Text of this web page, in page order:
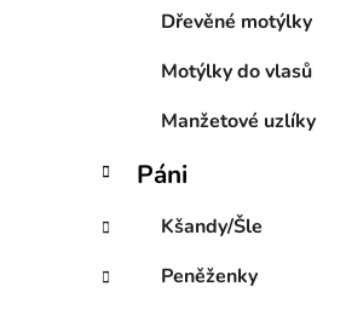
Dřevěné motýlky
Motýlky do vlasů
Manžetové uzlíky
Páni
Kšandy/Šle
Peněženky